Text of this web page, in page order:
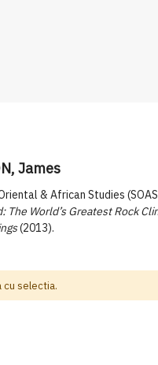
James
& African Studies
The World’s Greatest Rock
(2013).
cu selectia.